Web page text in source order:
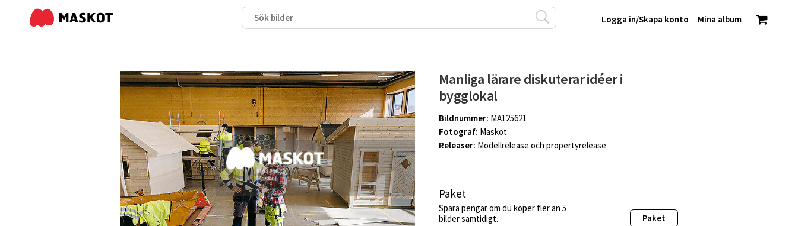
Mina album
Logga in/Skapa konto
Manliga lärare diskuterar idéer i
bygglokal
Bildnummer: MA125621
Fotograf: Maskot
Releaser: Modellrelease och propertyrelease
Paket
Spara pengar om du köper fler än 5
bilder samtidigt.
Paket